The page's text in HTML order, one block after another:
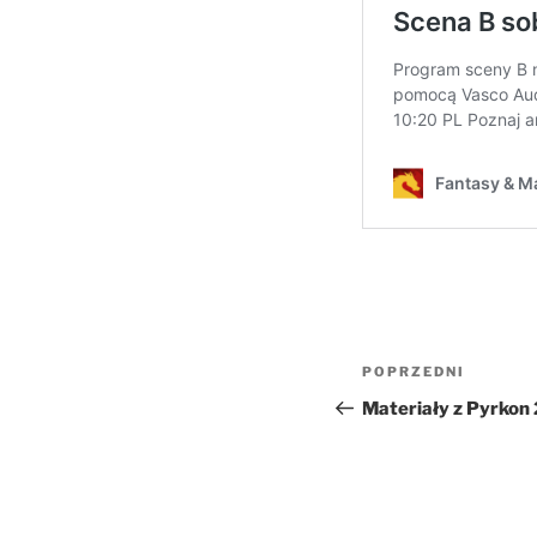
Nawigacja
wpisu
Poprzedni
wpis
POPRZEDNI
Materiały z